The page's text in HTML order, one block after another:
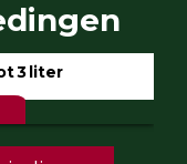
3 liter